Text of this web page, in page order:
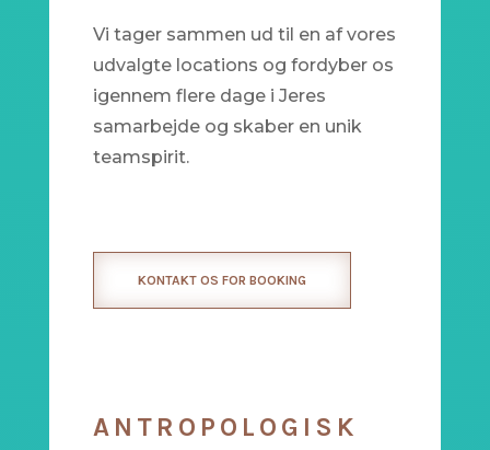
Vi tager sammen ud til en af vores
udvalgte locations og fordyber os
igennem flere dage i Jeres
samarbejde og skaber en unik
teamspirit.
KONTAKT OS FOR BOOKING
ANTROPOLOGISK